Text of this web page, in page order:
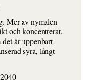
Mer av nymalen
och koncentrerat.
är uppenbart
syra, långt